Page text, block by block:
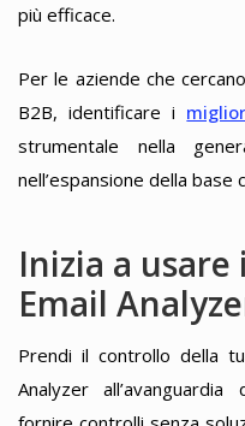
più efficace.
Per le aziende che
B2B, identificare i
strumentale nella
nell’espansione della base
Inizia a
Email
Prendi il controllo della
Analyzer all’avanguardia